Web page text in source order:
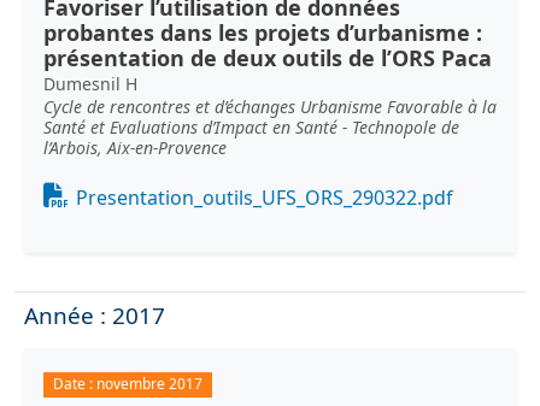
Favoriser l’utilisation de données
probantes dans les projets d’urbanisme :
présentation de deux outils de l’ORS Paca
Dumesnil H
Cycle de rencontres et d’échanges Urbanisme Favorable à la
Santé et Evaluations d’Impact en Santé - Technopole de
l’Arbois, Aix-en-Provence
Document
Presentation_outils_UFS_ORS_290322.pdf
Année : 2017
Date : novembre 2017